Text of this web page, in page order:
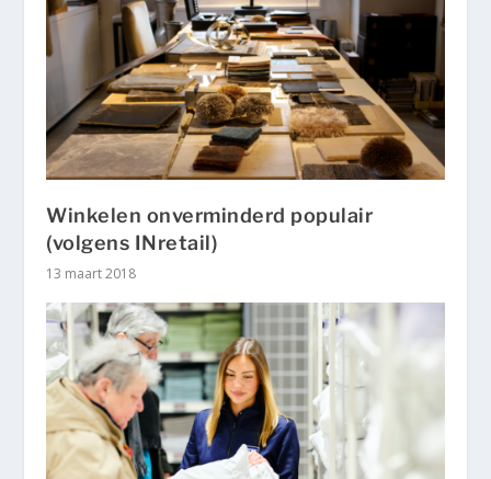
Winkelen onverminderd populair
(volgens INretail)
13 maart 2018